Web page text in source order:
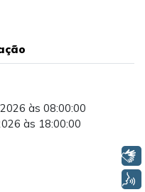
às 08:00:00
às 18:00:00